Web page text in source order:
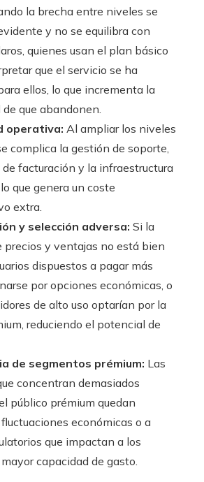
la brecha entre niveles se
y no se equilibra con
quienes usan el plan básico
que el servicio se ha
ellos, lo que incrementa la
que abandonen.
operativa: Al ampliar los niveles
complica la gestión de soporte,
de facturación y la infraestructura
que genera un coste
extra.
y selección adversa: Si la
precios y ventajas no está bien
dispuestos a pagar más
por opciones económicas, o
de alto uso optarían por la
reduciendo el potencial de
de segmentos prémium: Las
concentran demasiados
público prémium quedan
económicas o a
que impactan a los
capacidad de gasto.